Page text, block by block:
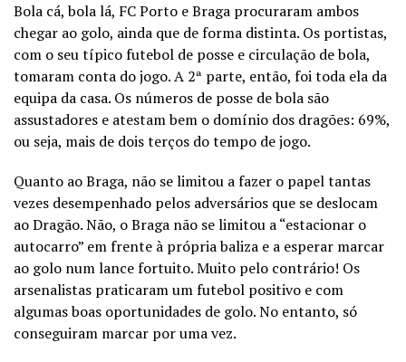
Bola cá, bola lá, FC Porto e Braga procuraram ambos
chegar ao golo, ainda que de forma distinta. Os portistas,
com o seu típico futebol de posse e circulação de bola,
tomaram conta do jogo. A 2ª parte, então, foi toda ela da
equipa da casa. Os números de posse de bola são
assustadores e atestam bem o domínio dos dragões: 69%,
ou seja, mais de dois terços do tempo de jogo.
Quanto ao Braga, não se limitou a fazer o papel tantas
vezes desempenhado pelos adversários que se deslocam
ao Dragão. Não, o Braga não se limitou a “estacionar o
autocarro” em frente à própria baliza e a esperar marcar
ao golo num lance fortuito. Muito pelo contrário! Os
arsenalistas praticaram um futebol positivo e com
algumas boas oportunidades de golo. No entanto, só
conseguiram marcar por uma vez.